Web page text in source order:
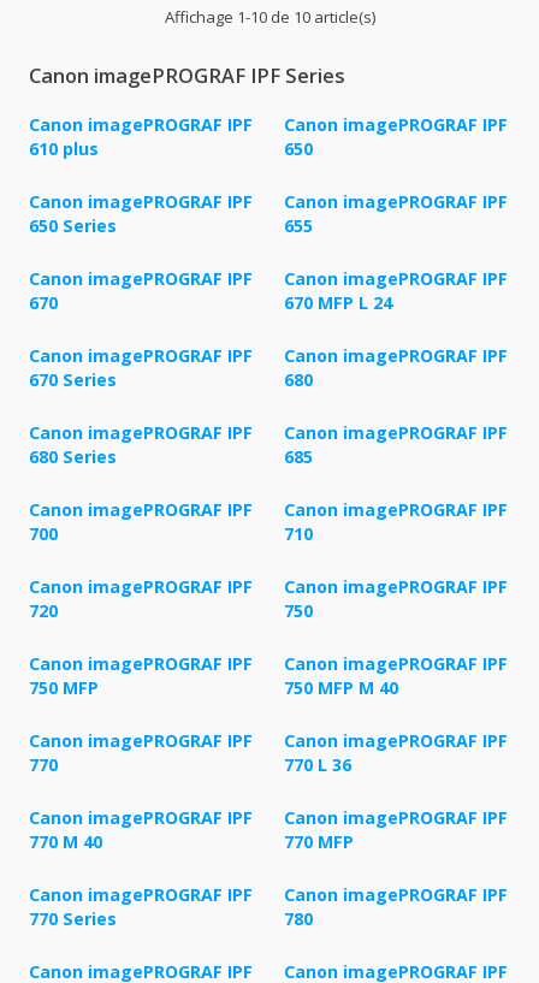
Affichage 1-10 de 10 article(s)
Canon imagePROGRAF IPF Series
Canon imagePROGRAF IPF
610 plus
Canon imagePROGRAF IPF
650
Canon imagePROGRAF IPF
650 Series
Canon imagePROGRAF IPF
655
Canon imagePROGRAF IPF
670
Canon imagePROGRAF IPF
670 MFP L 24
Canon imagePROGRAF IPF
670 Series
Canon imagePROGRAF IPF
680
Canon imagePROGRAF IPF
680 Series
Canon imagePROGRAF IPF
685
Canon imagePROGRAF IPF
700
Canon imagePROGRAF IPF
710
Canon imagePROGRAF IPF
720
Canon imagePROGRAF IPF
750
Canon imagePROGRAF IPF
750 MFP
Canon imagePROGRAF IPF
750 MFP M 40
Canon imagePROGRAF IPF
770
Canon imagePROGRAF IPF
770 L 36
Canon imagePROGRAF IPF
770 M 40
Canon imagePROGRAF IPF
770 MFP
Canon imagePROGRAF IPF
770 Series
Canon imagePROGRAF IPF
780
Canon imagePROGRAF IPF
Canon imagePROGRAF IPF